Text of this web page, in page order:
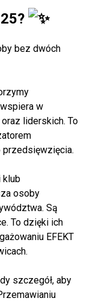
bez dwóch
w
liderskich. To
przedsięwzięcia.
klub
osoby
Są
To dzięki ich
EFEKT
szczegół, aby